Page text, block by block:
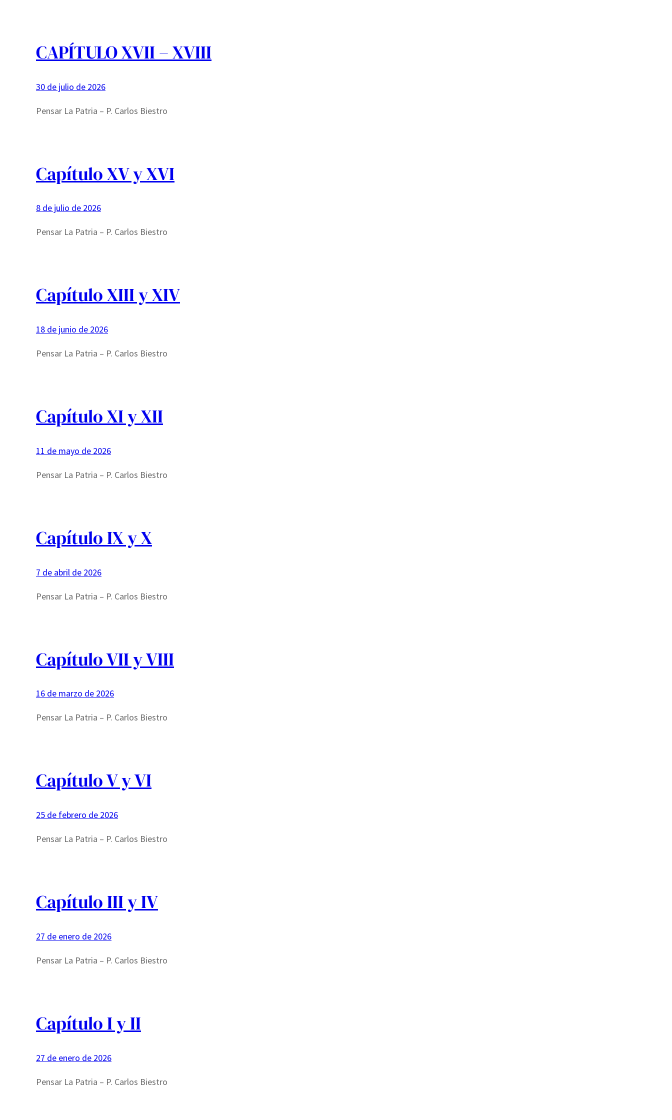
CAPÍTULO XVII – XVIII
30 de julio de 2026
Pensar La Patria – P. Carlos Biestro
Capítulo XV y XVI
8 de julio de 2026
Pensar La Patria – P. Carlos Biestro
Capítulo XIII y XIV
18 de junio de 2026
Pensar La Patria – P. Carlos Biestro
Capítulo XI y XII
11 de mayo de 2026
Pensar La Patria – P. Carlos Biestro
Capítulo IX y X
7 de abril de 2026
Pensar La Patria – P. Carlos Biestro
Capítulo VII y VIII
16 de marzo de 2026
Pensar La Patria – P. Carlos Biestro
Capítulo V y VI
25 de febrero de 2026
Pensar La Patria – P. Carlos Biestro
Capítulo III y IV
27 de enero de 2026
Pensar La Patria – P. Carlos Biestro
Capítulo I y II
27 de enero de 2026
Pensar La Patria – P. Carlos Biestro